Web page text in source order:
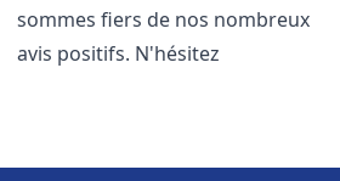
sommes fiers de nos nombreux
avis positifs. N'hésitez